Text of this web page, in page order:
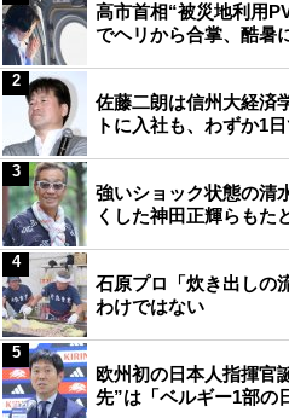
高市首相“被災地利用
でヘリから合掌、酷暑
佐藤二朗は信州大経済
トに入社も、わずか1
2
強いショック状態の清
くした神田正輝らもた
3
石原プロ「炊き出しの
わけではない
4
欧州初の日本人指揮官
先”は「ベルギー1部の
5